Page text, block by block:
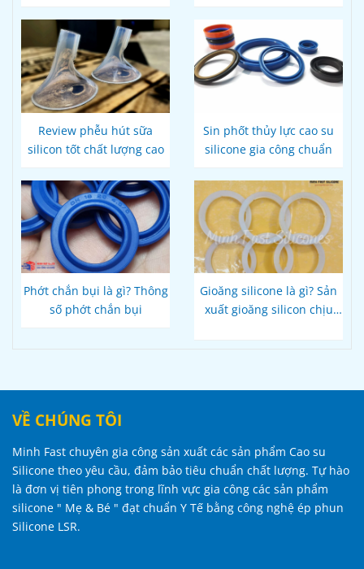
Review phễu hút sữa
silicon tốt chất lượng cao
Sin phốt thủy lực cao su
silicone gia công chuẩn
Phớt chắn bụi là gì? Thông
số phớt chắn bụi
Gioăng silicone là gì? Sản
xuất gioăng silicon chịu
VỀ CHÚNG TÔI
Minh Fast chuyên gia công sản xuất các sản phẩm Cao su
Silicone theo yêu cầu, đảm bảo tiêu chuẩn chất lượng. Tự hào
là đơn vị tiên phong trong lĩnh vực gia công các sản phẩm
silicone " Mẹ & Bé " đạt chuẩn Y Tế bằng công nghệ ép phun
Silicone LSR.